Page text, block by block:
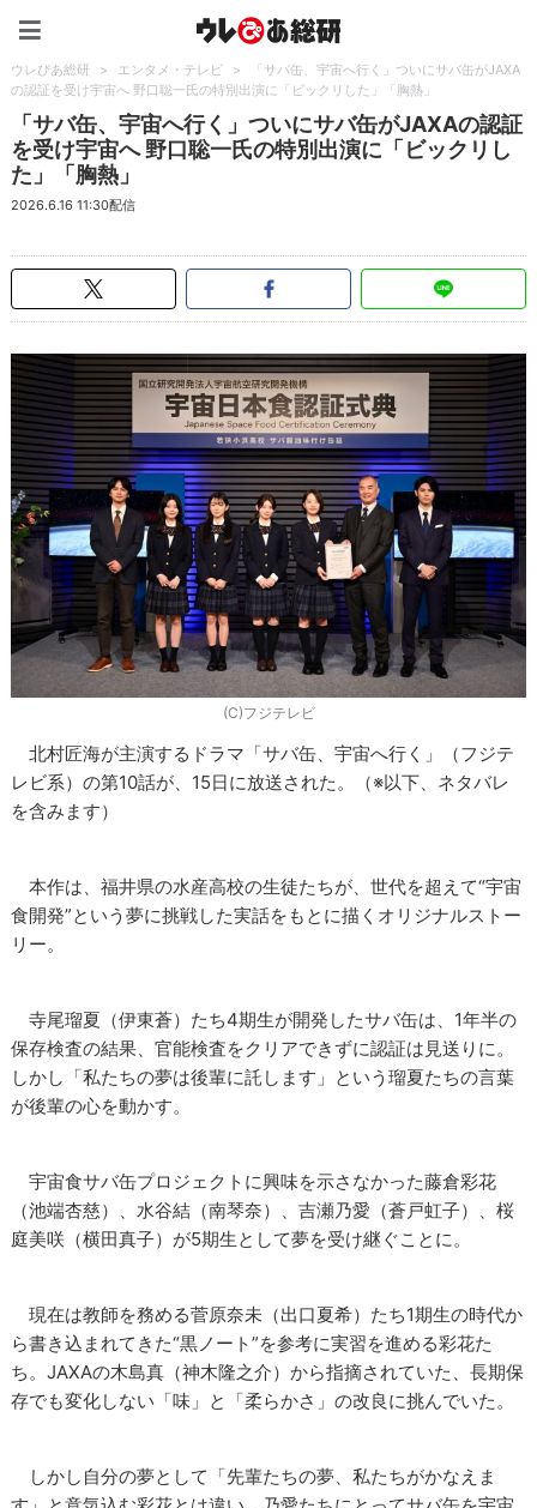
ウレぴあ総研 > エンタメ・テレビ >
「サバ缶、宇宙へ行く」ついにサバ缶がJAXA
の認証を受け宇宙へ 野口聡一氏の特別出演に「ビックリした」「胸熱」
「サバ缶、宇宙へ行く」ついにサバ缶がJAXAの認証
を受け宇宙へ 野口聡一氏の特別出演に「ビックリし
た」「胸熱」
2026.6.16 11:30配信
(C)フジテレビ
北村匠海が主演するドラマ「サバ缶、宇宙へ行く」（フジテ
レビ系）の第10話が、15日に放送された。（※以下、ネタバレ
を含みます）
本作は、福井県の水産高校の生徒たちが、世代を超えて“宇宙
食開発”という夢に挑戦した実話をもとに描くオリジナルストー
リー。
寺尾瑠夏（伊東蒼）たち4期生が開発したサバ缶は、1年半の
保存検査の結果、官能検査をクリアできずに認証は見送りに。
しかし「私たちの夢は後輩に託します」という瑠夏たちの言葉
が後輩の心を動かす。
宇宙食サバ缶プロジェクトに興味を示さなかった藤倉彩花
（池端杏慈）、水谷結（南琴奈）、吉瀬乃愛（蒼戸虹子）、桜
庭美咲（横田真子）が5期生として夢を受け継ぐことに。
現在は教師を務める菅原奈未（出口夏希）たち1期生の時代か
ら書き込まれてきた“黒ノート”を参考に実習を進める彩花た
ち。JAXAの木島真（神木隆之介）から指摘されていた、長期保
存でも変化しない「味」と「柔らかさ」の改良に挑んでいた。
しかし自分の夢として「先輩たちの夢、私たちがかなえま